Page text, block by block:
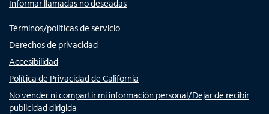
Informar llamadas no deseadas
Términos/políticas de servicio
Derechos de privacidad
Accesibilidad
Política de Privacidad de California
No vender ni compartir mi información personal/Dejar de recibir
publicidad dirigida